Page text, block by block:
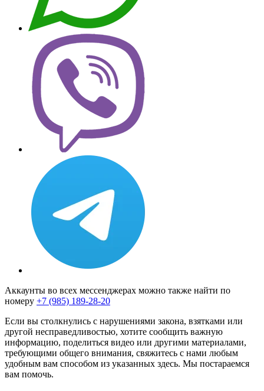
Аккаунты во всех мессенджерах можно также найти по
номеру +7 (985) 189-28-20
Если вы столкнулись с нарушениями закона, взятками или
другой несправедливостью, хотите сообщить важную
информацию, поделиться видео или другими материалами,
требующими общего внимания, свяжитесь с нами любым
удобным вам способом из указанных здесь. Мы постараемся
вам помочь.